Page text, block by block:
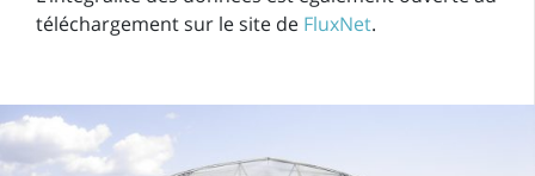
téléchargement sur le site de FluxNet.